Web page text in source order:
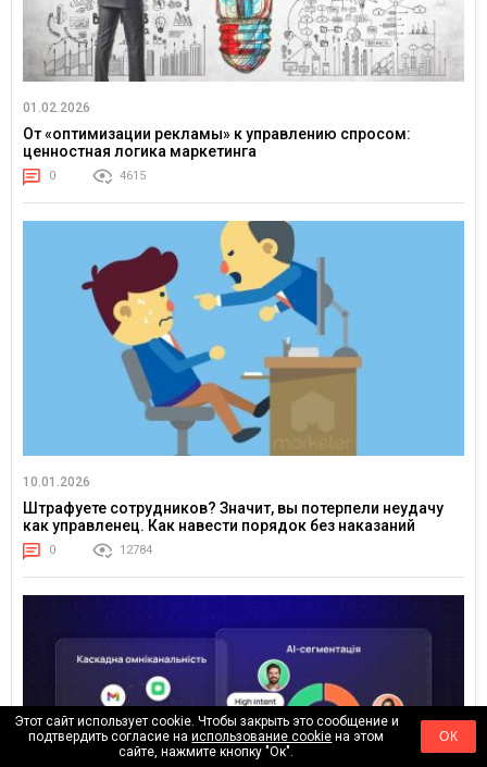
01.02.2026
От «оптимизации рекламы» к управлению спросом:
ценностная логика маркетинга
0 4615
10.01.2026
Штрафуете сотрудников? Значит, вы потерпели неудачу
как управленец. Как навести порядок без наказаний
0 12784
Этот сайт использует cookie. Чтобы закрыть это сообщение и
подтвердить согласие наиспользование cookie на этом
сайте, нажмите кнопку "Ок".
ОК